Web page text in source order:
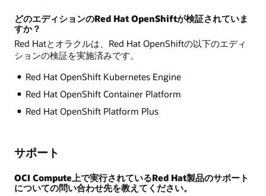
どのエディションのRed Hat OpenShiftが検証されていま
すか？
Red Hatとオラクルは、Red Hat OpenShiftの以下のエディ
ションの検証を実施済みです。
Red Hat OpenShift Kubernetes Engine
Red Hat OpenShift Container Platform
Red Hat OpenShift Platform Plus
サポート
OCI Compute上で実行されているRed Hat製品のサポート
についての問い合わせ先を教えてください。